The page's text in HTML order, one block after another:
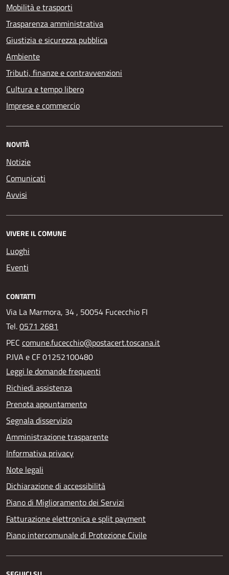
Mobilità e trasporti
Trasparenza amministrativa
Giustizia e sicurezza pubblica
Ambiente
Tributi, finanze e contravvenzioni
Cultura e tempo libero
Imprese e commercio
NOVITÀ
Notizie
Comunicati
Avvisi
VIVERE IL COMUNE
Luoghi
Eventi
CONTATTI
Via La Marmora, 34 , 50054 Fucecchio FI
Tel.0571 2681
PEC comune.fucecchio@postacert.toscana.it
P.IVA e CF 01252100480
Leggi le domande frequenti
Richiedi assistenza
Prenota appuntamento
Segnala disservizio
Amministrazione trasparente
Informativa privacy
Note legali
Dichiarazione di accessibilità
Piano di Miglioramento dei Servizi
Fatturazione elettronica e split payment
Piano intercomunale di Protezione Civile